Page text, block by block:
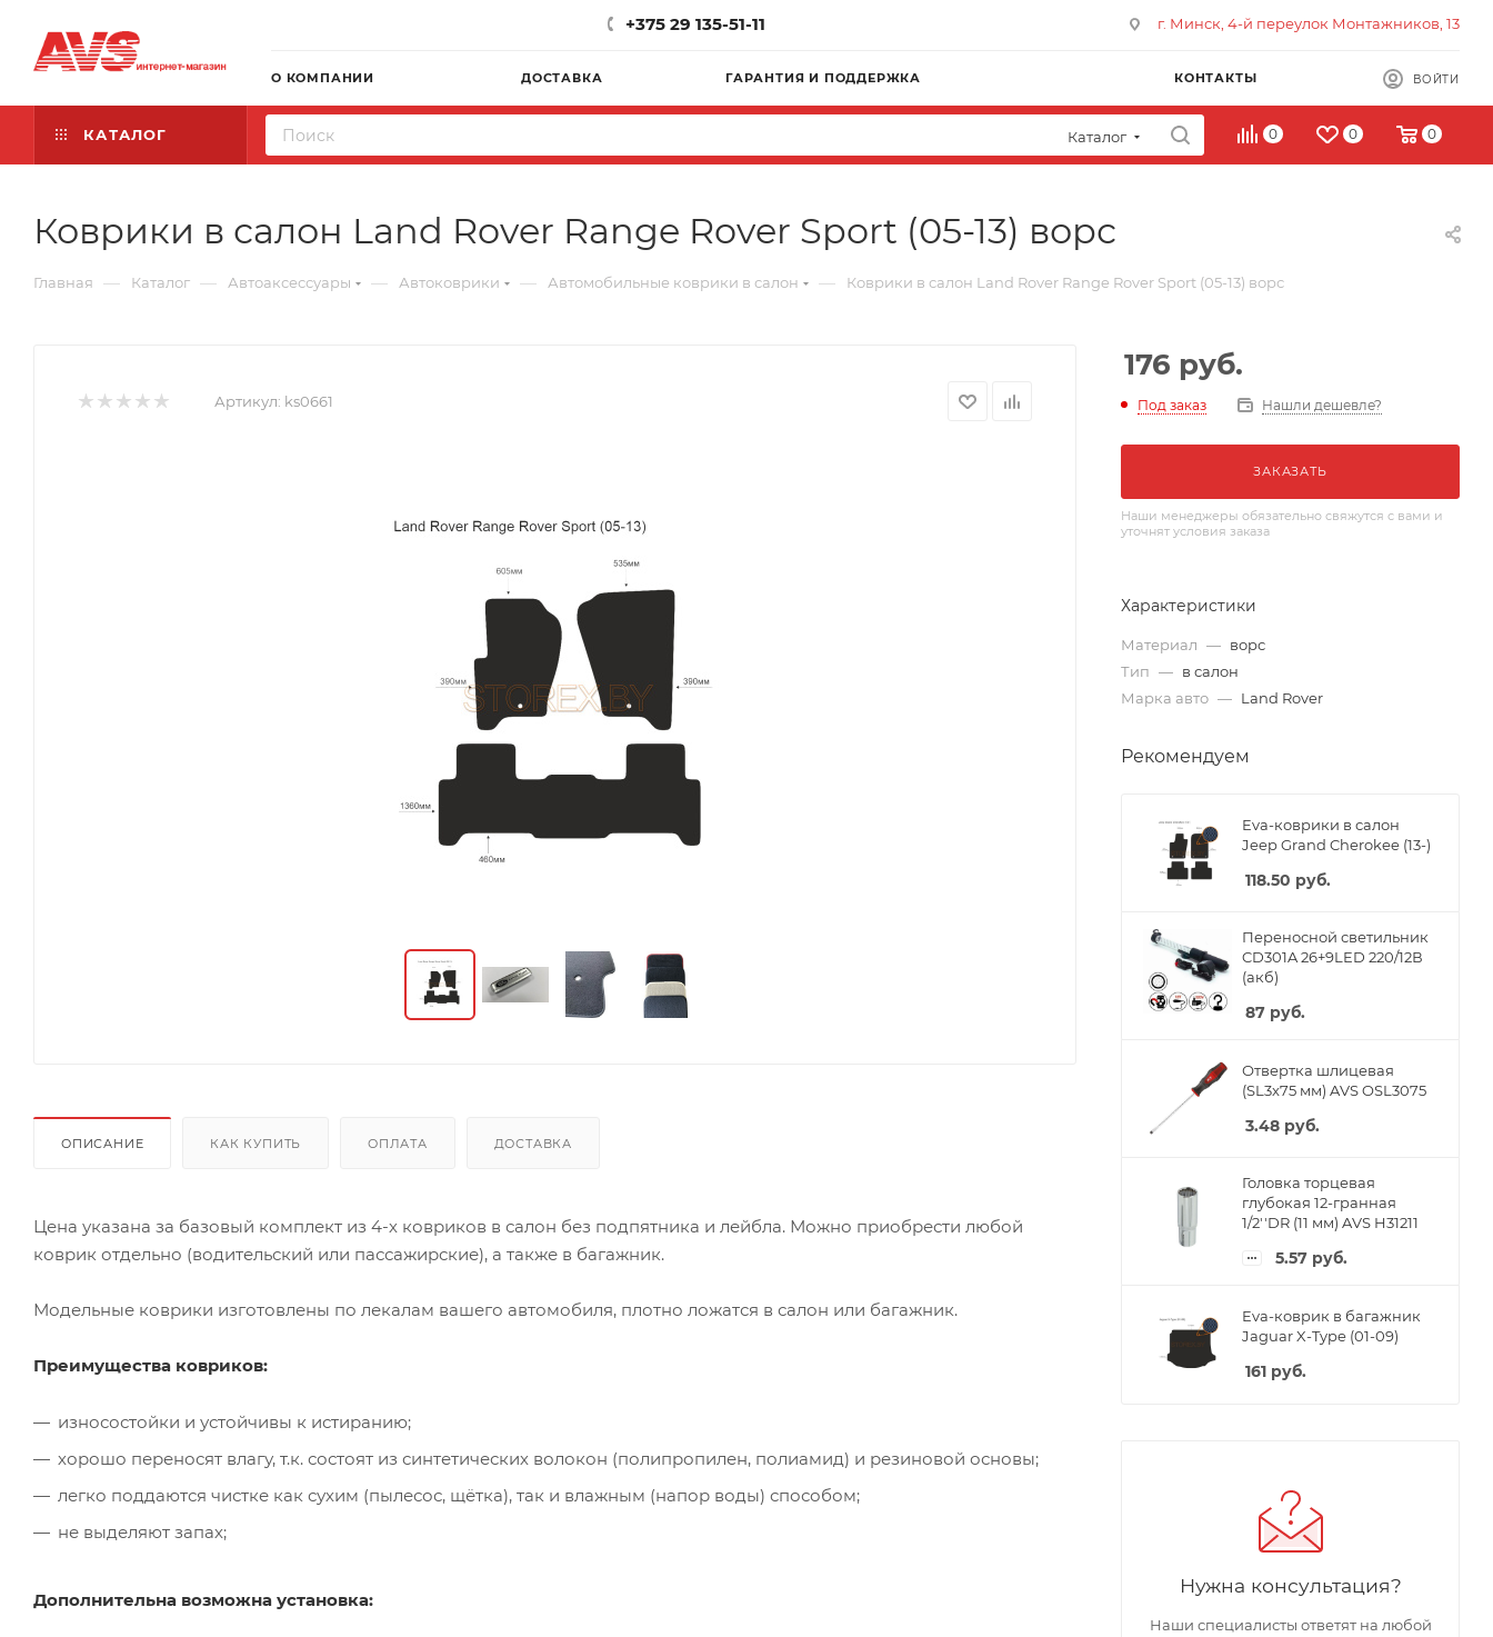
+375 29 135-51-11 г. Минск, 4-й переулок Монтажников, 13
О КОМПАНИИ ДОСТАВКА ГАРАНТИЯ И ПОДДЕРЖКА КОНТАКТЫ ВОЙТИ
КАТАЛОГ Каталог 0 0 0
Коврики в салон Land Rover Range Rover Sport (05-13) ворс
Главная — Каталог — Автоаксессуары — Автоковрики — Автомобильные коврики в салон — Коврики в салон Land Rover Range Rover Sport (05-13) ворс
Артикул: ks0661
ОПИСАНИЕ КАК КУПИТЬ ОПЛАТА ДОСТАВКА
Цена указана за базовый комплект из 4-х ковриков в салон без подпятника и лейбла. Можно приобрести любой
коврик отдельно (водительский или пассажирские), а также в багажник.
Модельные коврики изготовлены по лекалам вашего автомобиля, плотно ложатся в салон или багажник.
Преимущества ковриков:
износостойки и устойчивы к истиранию;
хорошо переносят влагу, т.к. состоят из синтетических волокон (полипропилен, полиамид) и резиновой основы;
легко поддаются чистке как сухим (пылесос, щётка), так и влажным (напор воды) способом;
не выделяют запах;
Дополнительна возможна установка:
176 руб.
Под заказ Нашли дешевле?
ЗАКАЗАТЬ
Наши менеджеры обязательно свяжутся с вами и
уточнят условия заказа
Характеристики
Материал — ворс
Тип — в салон
Марка авто — Land Rover
Рекомендуем
Eva-коврики в салон
Jeep Grand Cherokee (13-)
118.50 руб.
Переносной светильник
CD301A 26+9LED 220/12В
(акб)
87 руб.
Отвертка шлицевая
(SL3x75 мм) AVS OSL3075
3.48 руб.
Головка торцевая
глубокая 12-гранная
1/2''DR (11 мм) AVS H31211
5.57 руб.
Eva-коврик в багажник
Jaguar X-Type (01-09)
161 руб.
Нужна консультация?
Наши специалисты ответят на любой